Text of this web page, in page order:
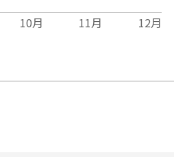
10月 11月 12月